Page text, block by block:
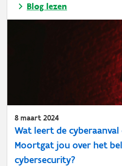
Blog lezen
8 maart 2024
Wat leert de
Moortgat jou over het
cybersecurity?